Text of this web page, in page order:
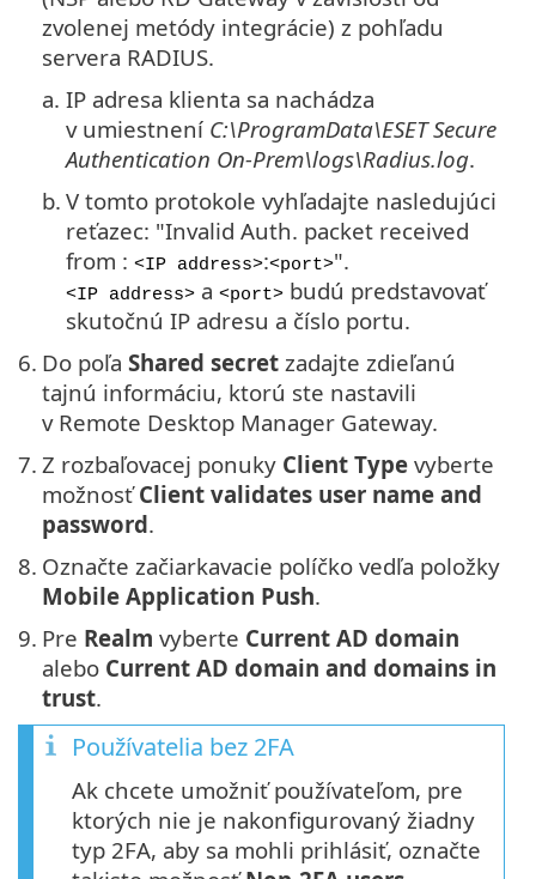
zvolenej metódy integrácie) z pohľadu
servera RADIUS.
a. IP adresa klienta sa nachádza
v umiestnení C:\ProgramData\ESET Secure
Authentication On-Prem\logs\Radius.log.
b. V tomto protokole vyhľadajte nasledujúci
reťazec: "Invalid Auth. packet received
from : <IP address>:<port>".
<IP address> a <port> budú predstavovať
skutočnú IP adresu a číslo portu.
6. Do poľa Shared secret zadajte zdieľanú
tajnú informáciu, ktorú ste nastavili
v Remote Desktop Manager Gateway.
7. Z rozbaľovacej ponuky Client Type vyberte
možnosťClient validates user name and
password.
8. Označte začiarkavacie políčko vedľa položky
Mobile Application Push.
9. Pre Realm vyberte Current AD domain
alebo Current AD domain and domains in
trust.
Používatelia bez 2FA
Ak chcete umožniť používateľom, pre
ktorých nie je nakonfigurovaný žiadny
typ 2FA, aby sa mohli prihlásiť, označte